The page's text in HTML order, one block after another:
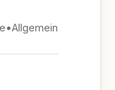
•Allgemein